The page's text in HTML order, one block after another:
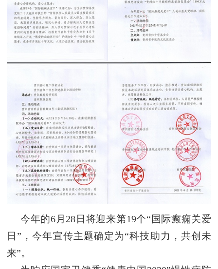
今年的6月28日将迎来第19个“国际癫痫关爱
日”，今年宣传主题确定为“科技助力，共创未
来”。